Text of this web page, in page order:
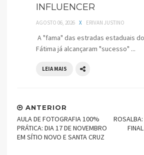
INFLUENCER
AGOSTO 06, 2026 X ERIVAN JUSTINO
A "fama" das estradas estaduais
Fátima já alcançaram "sucesso" ...
LEIA MAIS
ANTERIOR
AULA DE FOTOGRAFIA 100%
PRÁTICA: DIA 17 DE NOVEMBRO
EM SÍTIO NOVO E SANTA CRUZ